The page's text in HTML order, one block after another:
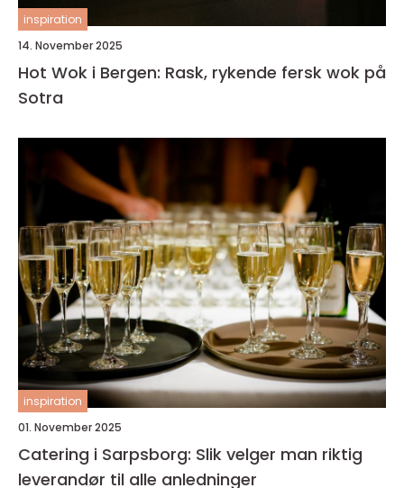
inspiration
14. November 2025
Hot Wok i Bergen: Rask, rykende fersk wok på
Sotra
inspiration
01. November 2025
Catering i Sarpsborg: Slik velger man riktig
leverandør til alle anledninger